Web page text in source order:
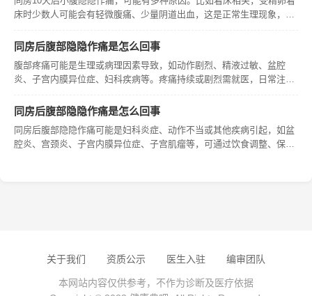
床时少数人可能会有轻微腹痛、少量阴道出血，这是正常生理现象，发
炎时，炎症刺激可能导致小腹隐痛，炎症发作时疼痛程度和持续时间有
同房后腹部隐隐作痛是怎么回事
腹部疼痛可能是生理或病理因素导致，如动作剧烈、精液过敏、盆腔
炎、子宫内膜异位症、妇科疾病等。疼痛持续或剧烈需就医，日常注意
同房后腹部隐隐作痛是怎么回事
同房后腹部隐隐作痛可能是妇科炎症、动作不当或其他疾病引起，如盆
腔炎、宫颈炎、子宫内膜异位症、子宫肌瘤等，可通过饮食调整、保
关于我们 资质公示 医生入驻 编审团队
本网站内容仅供参考，不作为诊断及医疗依据